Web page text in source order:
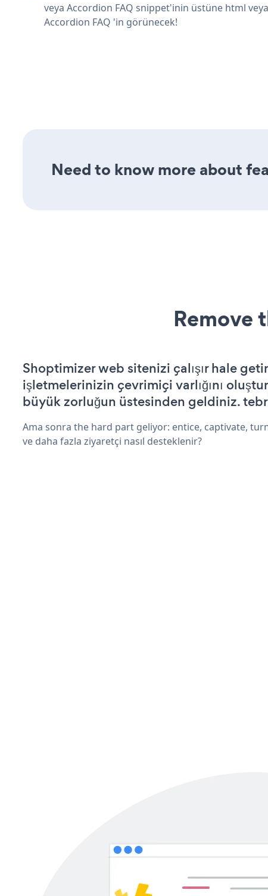
veya Accordion FAQ snippet'inin üstüne html
Accordion FAQ 'in görünecek!
Need to know more about
Remove
Shoptimizer web sitenizi çalışır hale
işletmelerinizin çevrimiçi varlığını
büyük zorluğun üstesinden geldiniz.
Ama sonra the hard part geliyor: entice, captivate, turn
ve daha fazla ziyaretçi nasıl desteklenir?